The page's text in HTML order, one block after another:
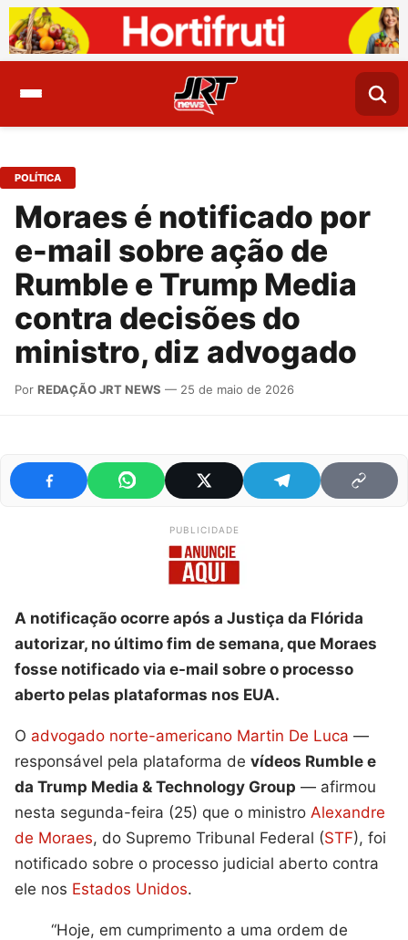
POLÍTICA
Moraes é notificado por
e-mail sobre ação de
Rumble e Trump Media
contra decisões do
ministro, diz advogado
Por REDAÇÃO JRT NEWS — 25 de maio de 2026
PUBLICIDADE
A notificação ocorre após a Justiça da Flórida
autorizar, no último fim de semana, que Moraes
fosse notificado via e-mail sobre o processo
aberto pelas plataformas nos EUA.
O advogado norte-americano Martin De Luca —
responsável pela plataforma de vídeos Rumble e
da Trump Media & Technology Group — afirmou
nesta segunda-feira (25) que o ministro Alexandre
de Moraes, do Supremo Tribunal Federal (STF), foi
notificado sobre o processo judicial aberto contra
ele nos Estados Unidos.
“Hoje, em cumprimento a uma ordem de